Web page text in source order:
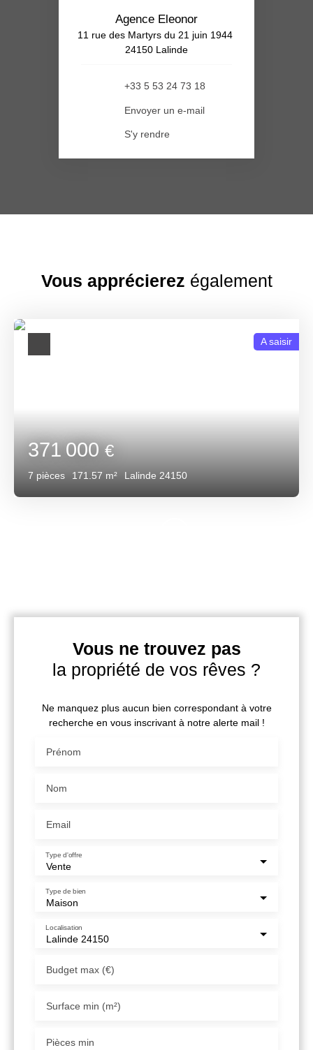
Agence Eleonor
11 rue des Martyrs du 21 juin 1944
24150 Lalinde
+33 5 53 24 73 18
Envoyer un e-mail
S'y rendre
Vous apprécierez également
371 000€
7 pièces 171.57 m² Lalinde 24150
A saisir
Vous ne trouvez pas
la propriété de vos rêves ?
Ne manquez plus aucun bien correspondant à votre
recherche en vous inscrivant à notre alerte mail !
Prénom
Nom
Email
Vente
Type d'offre
Maison
Type de bien
Lalinde 24150
Localisation
Budget max (€)
Surface min (m²)
Pièces min